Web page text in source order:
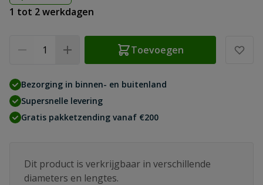
1 tot 2 werkdagen
Toevoegen
Bezorging in binnen- en buitenland
Supersnelle levering
Gratis pakketzending vanaf €200
Dit product is verkrijgbaar in verschillende
diameters en lengtes.